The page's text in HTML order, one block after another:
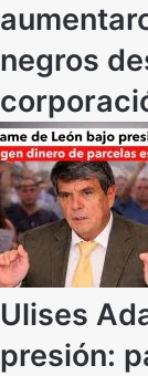
negros
Ulises
presión: